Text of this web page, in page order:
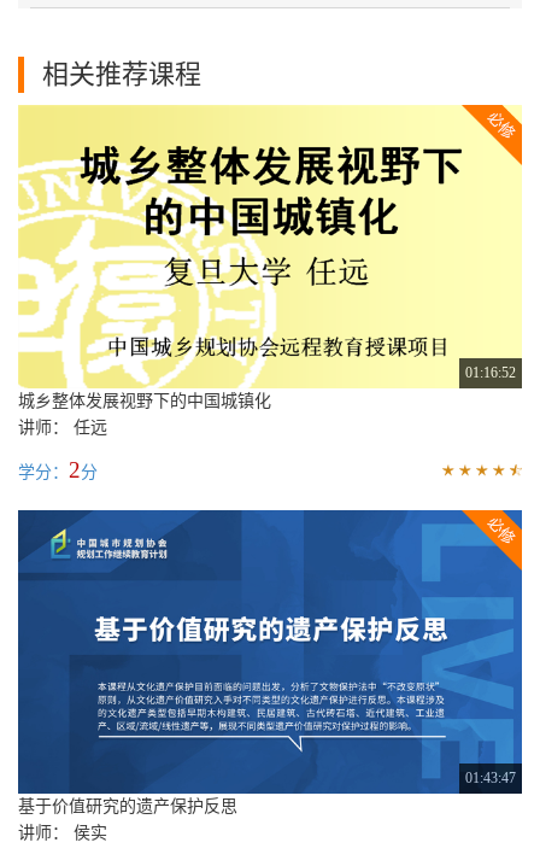
相关推荐课程
01:16:52
城乡整体发展视野下的中国城镇化
讲师： 任远
学分： 2分
01:43:47
基于价值研究的遗产保护反思
讲师： 侯实